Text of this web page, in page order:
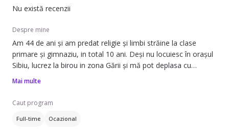
Nu există recenzii
Despre mine
Am 44 de ani și am predat religie și limbi străine la clase
primare și gimnaziu, in total 10 ani. Deși nu locuiesc în orașul
Sibiu, lucrez la birou in zona Gării și mă pot deplasa cu
mașina acasă la copil. Sunt răbdătoare, îmi place să mă
aer liber, pot ajuta copiii la teme/activități de vacanță. Ca
profesor, am participat la cursuri de formare de inteligență
emoțională a elevilor de clase primare, gestionarea
Mai multe
Caut program
Full-time Ocazional